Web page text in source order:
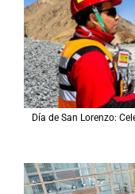
Día de San Lorenzo: